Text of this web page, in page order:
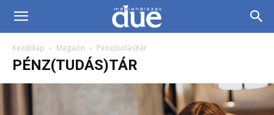
DUE
Médiahálózat…
Kezdőlap Magazin Pénz(tudás)tár
PÉNZ(TUDÁS)TÁR